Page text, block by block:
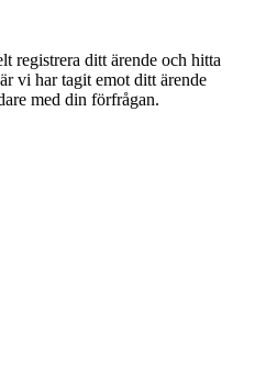
registrera ditt ärende och hitta
vi har tagit emot ditt ärende
med din förfrågan.